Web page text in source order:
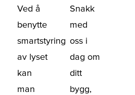
Ved å
benytte
smartstyring
av lyset
kan
man
Snakk
med
oss i
dag om
ditt
bygg,